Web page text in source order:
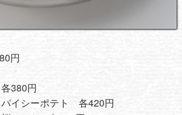
円
380円
パイシーポテト 各420円